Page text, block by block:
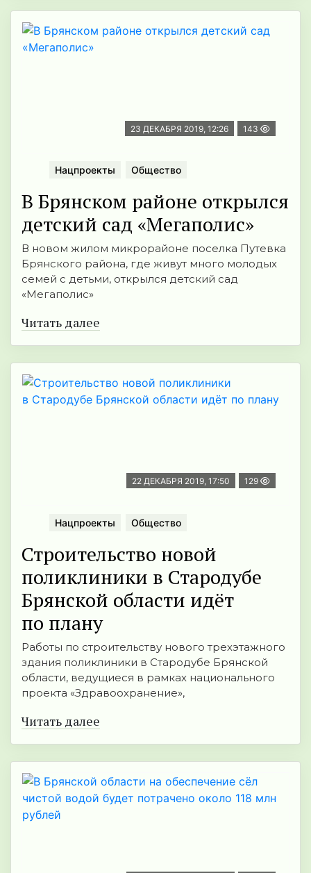
23 ДЕКАБРЯ 2019, 12:26 143
Нацпроекты Общество
В Брянском районе открылся
детский сад «Мегаполис»
В новом жилом микрорайоне поселка Путевка
Брянского района, где живут много молодых
семей с детьми, открылся детский сад
«Мегаполис»
Читать далее
22 ДЕКАБРЯ 2019, 17:50 129
Нацпроекты Общество
Строительство новой
поликлиники в Стародубе
Брянской области идёт
по плану
Работы по строительству нового трехэтажного
здания поликлиники в Стародубе Брянской
области, ведущиеся в рамках национального
проекта «Здравоохранение»,
Читать далее